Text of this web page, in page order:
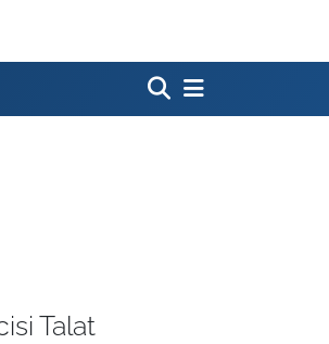
Talat